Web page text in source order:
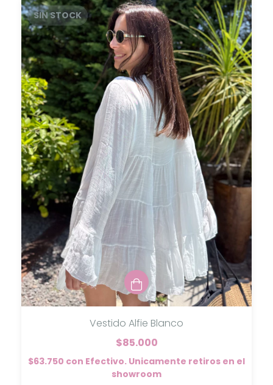
SIN STOCK
Vestido Alfie Blanco
$85.000
$63.750 con Efectivo. Unicamente retiros en el
showroom